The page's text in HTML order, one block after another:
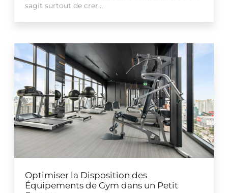
sagit surtout de crer...
Optimiser la Disposition des
Équipements de Gym dans un Petit